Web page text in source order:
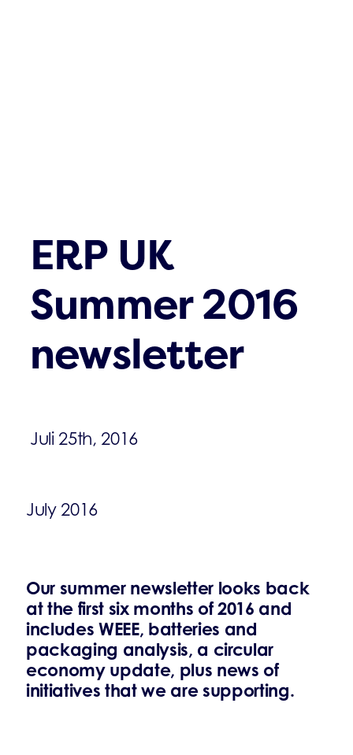
ERP UK
Summer 2016
newsletter
Juli 25th, 2016
July 2016
Our summer newsletter looks back
at the first six months of 2016 and
includes WEEE, batteries and
packaging analysis, a circular
economy update, plus news of
initiatives that we are supporting.